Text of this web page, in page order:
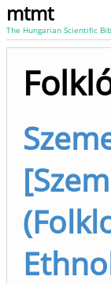
mtmt
The Hungarian Scientific